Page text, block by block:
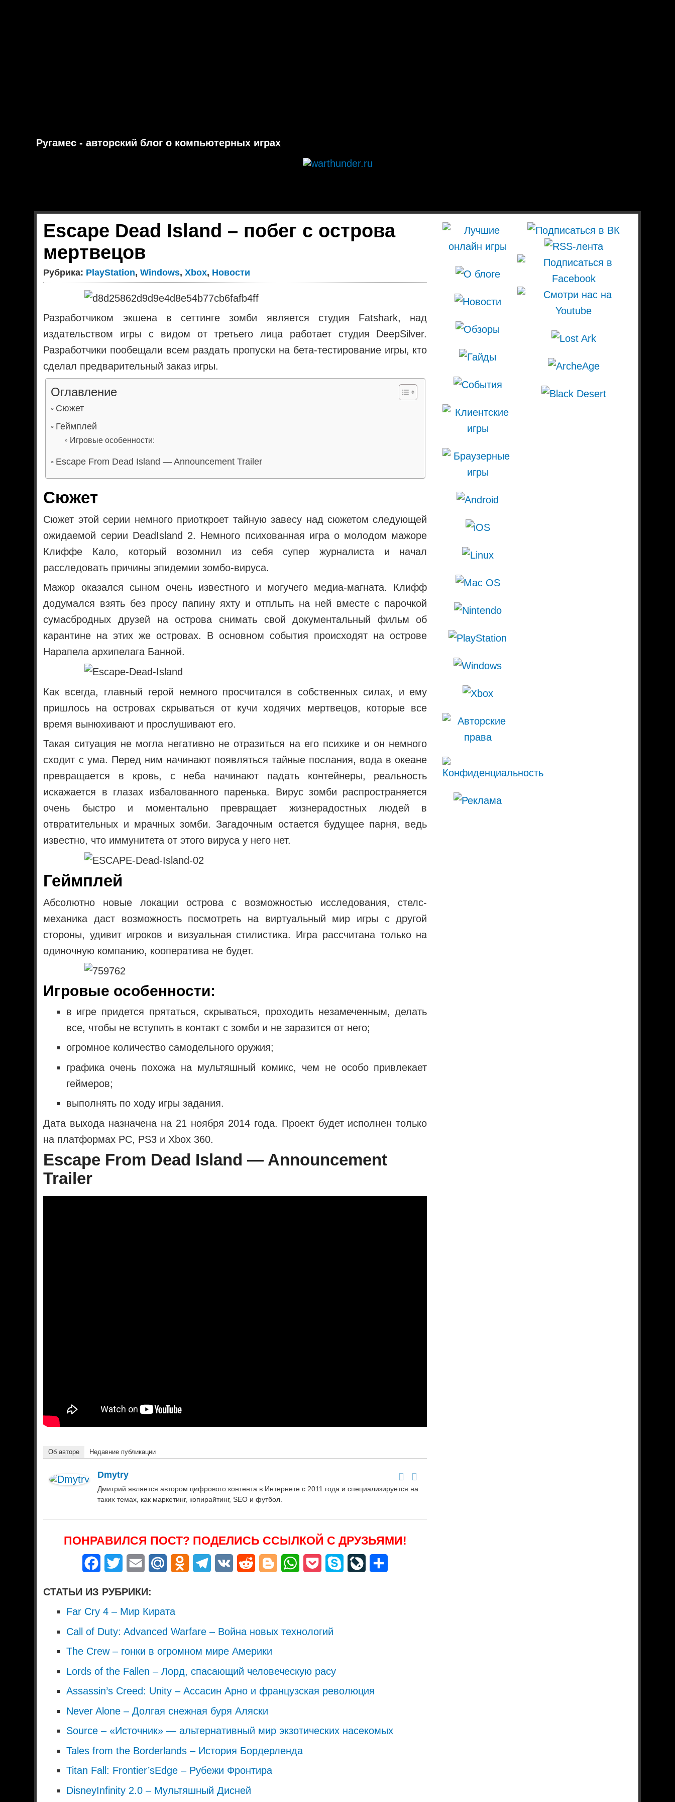
Ругамес - авторский блог о компьютерных играх
Escape Dead Island – побег с острова
мертвецов
Рубрика: PlayStation,Windows,Xbox, Новости
Разработчиком экшена в сеттинге зомби является студия Fatshark, над
издательством игры с видом от третьего лица работает студия DeepSilver.
Разработчики пообещали всем раздать пропуски на бета-тестирование игры, кто
сделал предварительный заказ игры.
Оглавление
Сюжет
Геймплей
Игровые особенности:
Escape From Dead Island — Announcement Trailer
Сюжет
Сюжет этой серии немного приоткроет тайную завесу над сюжетом следующей
ожидаемой серии DeadIsland 2. Немного психованная игра о молодом мажоре
Клиффе Кало, который возомнил из себя супер журналиста и начал
расследовать причины эпидемии зомбо-вируса.
Мажор оказался сыном очень известного и могучего медиа-магната. Клифф
додумался взять без просу папину яхту и отплыть на ней вместе с парочкой
сумасбродных друзей на острова снимать свой документальный фильм об
карантине на этих же островах. В основном события происходят на острове
Нарапела архипелага Банной.
Как всегда, главный герой немного просчитался в собственных силах, и ему
пришлось на островах скрываться от кучи ходячих мертвецов, которые все
время вынюхивают и прослушивают его.
Такая ситуация не могла негативно не отразиться на его психике и он немного
сходит с ума. Перед ним начинают появляться тайные послания, вода в океане
превращается в кровь, с неба начинают падать контейнеры, реальность
искажается в глазах избалованного паренька. Вирус зомби распространяется
очень быстро и моментально превращает жизнерадостных людей в
отвратительных и мрачных зомби. Загадочным остается будущее парня, ведь
известно, что иммунитета от этого вируса у него нет.
Геймплей
Абсолютно новые локации острова с возможностью исследования, стелс-
механика даст возможность посмотреть на виртуальный мир игры с другой
стороны, удивит игроков и визуальная стилистика. Игра рассчитана только на
одиночную компанию, кооператива не будет.
Игровые особенности:
в игре придется прятаться, скрываться, проходить незамеченным, делать
все, чтобы не вступить в контакт с зомби и не заразится от него;
огромное количество самодельного оружия;
графика очень похожа на мультяшный комикс, чем не особо привлекает
геймеров;
выполнять по ходу игры задания.
Дата выхода назначена на 21 ноября 2014 года. Проект будет исполнен только
на платформах PC, PS3 и Xbox 360.
Escape From Dead Island — Announcement
Trailer
Об авторе Недавние публикации
Dmytry
Дмитрий является автором цифрового контента в Интернете с 2011 года и специализируется на
таких темах, как маркетинг, копирайтинг, SEO и футбол.
ПОНРАВИЛСЯ ПОСТ? ПОДЕЛИСЬ ССЫЛКОЙ С ДРУЗЬЯМИ!
Facebook
Twitter Email Mail.Ru Odnoklassniki
Telegram
VK Reddit Blogger WhatsApp
Pocket Skype LiveJournal
СТАТЬИ ИЗ РУБРИКИ:
Far Cry 4 – Мир Кирата
Call of Duty: Advanced Warfare – Война новых технологий
The Crew – гонки в огромном мире Америки
Lords of the Fallen – Лорд, спасающий человеческую расу
Assassin’s Creed: Unity – Ассасин Арно и французская революция
Never Alone – Долгая снежная буря Аляски
Source – «Источник» — альтернативный мир экзотических насекомых
Tales from the Borderlands – История Бордерленда
Titan Fall: Frontier’sEdge – Рубежи Фронтира
DisneyInfinity 2.0 – Мультяшный Дисней